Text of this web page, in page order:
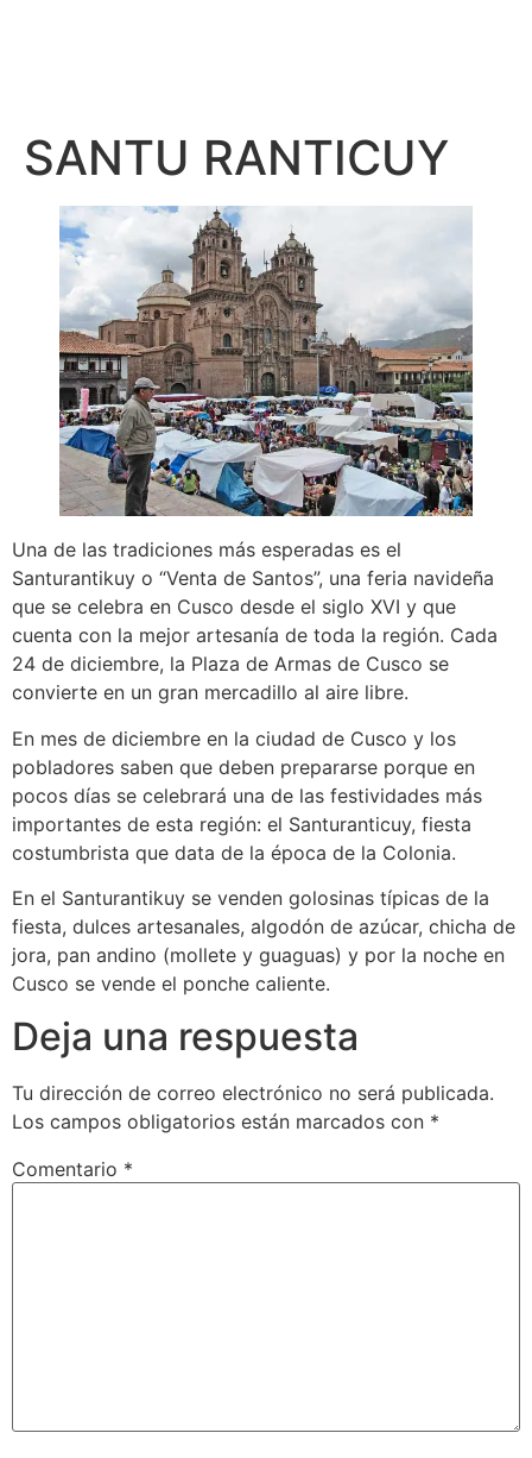
SANTU RANTICUY
Una de las tradiciones más esperadas es el
Santurantikuy o “Venta de Santos”, una feria navideña
que se celebra en Cusco desde el siglo XVI y que
cuenta con la mejor artesanía de toda la región. Cada
24 de diciembre, la Plaza de Armas de Cusco se
convierte en un gran mercadillo al aire libre.
En mes de diciembre en la ciudad de Cusco y los
pobladores saben que deben prepararse porque en
pocos días se celebrará una de las festividades más
importantes de esta región: el Santuranticuy, fiesta
costumbrista que data de la época de la Colonia.
En el Santurantikuy se venden golosinas típicas de la
fiesta, dulces artesanales, algodón de azúcar, chicha de
jora, pan andino (mollete y guaguas) y por la noche en
Cusco se vende el ponche caliente.
Deja una respuesta
Tu dirección de correo electrónico no será publicada.
Los campos obligatorios están marcados con *
Comentario *